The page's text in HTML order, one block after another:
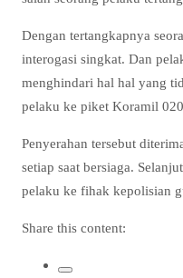
Dengan tertangkapnya
interogasi singkat. Dan
menghindari hal hal yang
pelaku ke piket Koramil
Penyerahan tersebut
setiap saat bersiaga.
pelaku ke fihak kepolisian
Share this content: